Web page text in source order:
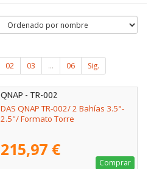
02 03 ... 06 Sig.
QNAP - TR-002
DAS QNAP TR-002/ 2 Bahías 3.5"-
2.5"/ Formato Torre
215,97 €
Comprar